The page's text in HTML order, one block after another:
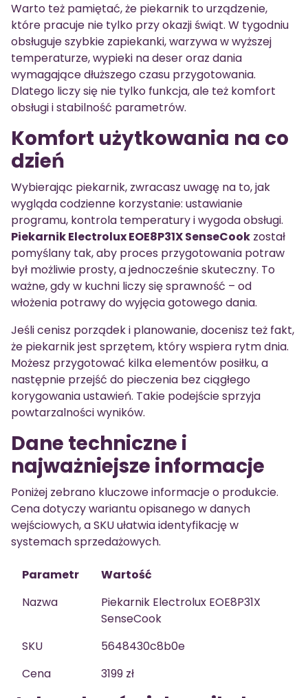
Warto też pamiętać, że piekarnik to urządzenie,
które pracuje nie tylko przy okazji świąt. W tygodniu
obsługuje szybkie zapiekanki, warzywa w wyższej
temperaturze, wypieki na deser oraz dania
wymagające dłuższego czasu przygotowania.
Dlatego liczy się nie tylko funkcja, ale też komfort
obsługi i stabilność parametrów.
Komfort użytkowania na co
dzień
Wybierając piekarnik, zwracasz uwagę na to, jak
wygląda codzienne korzystanie: ustawianie
programu, kontrola temperatury i wygoda obsługi.
Piekarnik Electrolux EOE8P31X SenseCook został
pomyślany tak, aby proces przygotowania potraw
był możliwie prosty, a jednocześnie skuteczny. To
ważne, gdy w kuchni liczy się sprawność – od
włożenia potrawy do wyjęcia gotowego dania.
Jeśli cenisz porządek i planowanie, docenisz też fakt,
że piekarnik jest sprzętem, który wspiera rytm dnia.
Możesz przygotować kilka elementów posiłku, a
następnie przejść do pieczenia bez ciągłego
korygowania ustawień. Takie podejście sprzyja
powtarzalności wyników.
Dane techniczne i
najważniejsze informacje
Poniżej zebrano kluczowe informacje o produkcie.
Cena dotyczy wariantu opisanego w danych
wejściowych, a SKU ułatwia identyfikację w
systemach sprzedażowych.
Parametr
Wartość
Nazwa
Piekarnik Electrolux EOE8P31X
SenseCook
SKU
5648430c8b0e
Cena
3199 zł